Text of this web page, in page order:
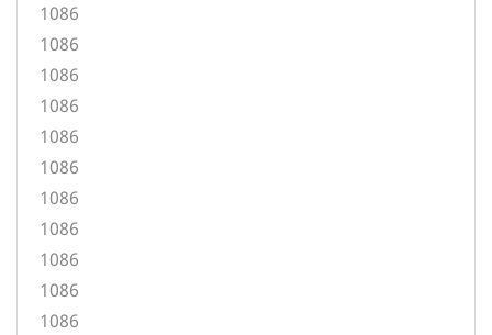
1086
1086
1086
1086
1086
1086
1086
1086
1086
1086
1086